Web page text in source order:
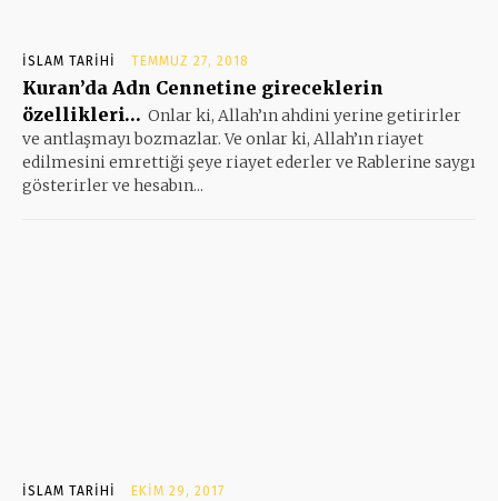
İSLAM TARIHI TEMMUZ 27, 2018
Kuran’da Adn Cennetine gireceklerin
özellikleri… Onlar ki, Allah’ın ahdini yerine getirirler
ve antlaşmayı bozmazlar. Ve onlar ki, Allah’ın riayet
edilmesini emrettiği şeye riayet ederler ve Rablerine saygı
gösterirler ve hesabın...
İSLAM TARIHI EKIM 29, 2017